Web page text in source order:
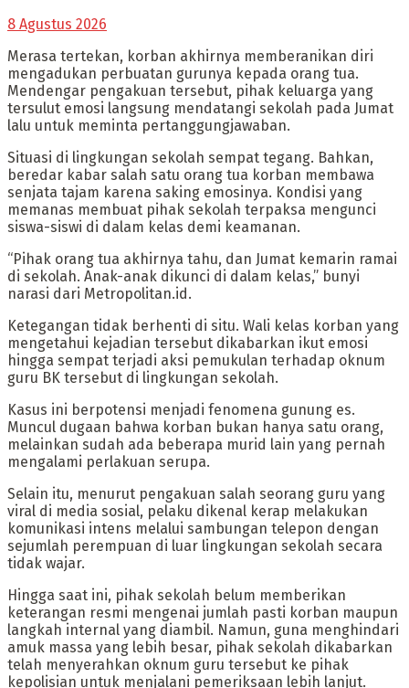
8 Agustus 2026
Merasa tertekan, korban akhirnya memberanikan diri
mengadukan perbuatan gurunya kepada orang tua.
Mendengar pengakuan tersebut, pihak keluarga yang
tersulut emosi langsung mendatangi sekolah pada Jumat
lalu untuk meminta pertanggungjawaban.
Situasi di lingkungan sekolah sempat tegang. Bahkan,
beredar kabar salah satu orang tua korban membawa
senjata tajam karena saking emosinya. Kondisi yang
memanas membuat pihak sekolah terpaksa mengunci
siswa-siswi di dalam kelas demi keamanan.
“Pihak orang tua akhirnya tahu, dan Jumat kemarin ramai
di sekolah. Anak-anak dikunci di dalam kelas,” bunyi
narasi dari Metropolitan.id.
Ketegangan tidak berhenti di situ. Wali kelas korban yang
mengetahui kejadian tersebut dikabarkan ikut emosi
hingga sempat terjadi aksi pemukulan terhadap oknum
guru BK tersebut di lingkungan sekolah.
Kasus ini berpotensi menjadi fenomena gunung es.
Muncul dugaan bahwa korban bukan hanya satu orang,
melainkan sudah ada beberapa murid lain yang pernah
mengalami perlakuan serupa.
Selain itu, menurut pengakuan salah seorang guru yang
viral di media sosial, pelaku dikenal kerap melakukan
komunikasi intens melalui sambungan telepon dengan
sejumlah perempuan di luar lingkungan sekolah secara
tidak wajar.
Hingga saat ini, pihak sekolah belum memberikan
keterangan resmi mengenai jumlah pasti korban maupun
langkah internal yang diambil. Namun, guna menghindari
amuk massa yang lebih besar, pihak sekolah dikabarkan
telah menyerahkan oknum guru tersebut ke pihak
kepolisian untuk menjalani pemeriksaan lebih lanjut.